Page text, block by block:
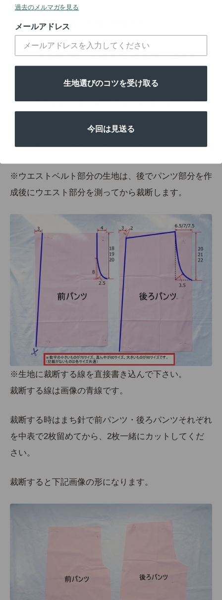
まずはパンツ部分の生地の準備です。
前パンツ 2枚 後ろパンツ 2枚
縦39㎝×横27㎝ 縦41㎝×横27㎝
80cm 縦44㎝×横30㎝ 縦46㎝×横30㎝
縦49㎝×横31㎝ 縦51㎝×横31㎝
今回は90サイズで作成していきます。
※ウエストベルト部分の生地は、後でパンツ部分を作
成後にウエスト部分を測ってから裁断します。
※生地に裁断する線を直接書き込んで下さい。
裁断する線は画像の青線です。
裁断する時はまち針で前パンツ・後ろパンツそれぞれ
を中表で2枚留めてから、2枚一緒にカットしてくだ
さい。
裁断すると下記画像の形になります。
過去のメルマガを見る
メールアドレス
生地選びのコツを受け取る
今回は見送る